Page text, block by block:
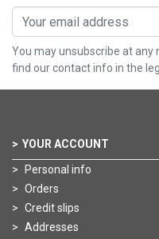
You may unsubscribe at any
find our contact info in the
YOUR ACCOUNT
Personal info
Orders
Credit slips
Addresses